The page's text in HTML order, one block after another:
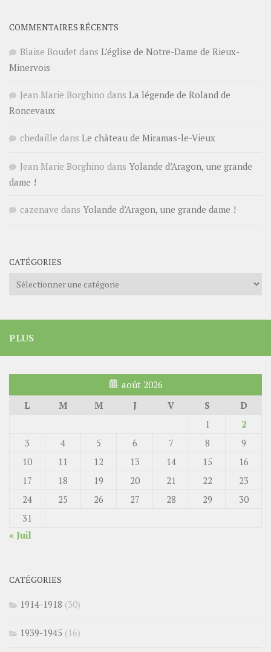
COMMENTAIRES RÉCENTS
Blaise Boudet dans L’église de Notre-Dame de Rieux-
Minervois
Jean Marie Borghino dans La légende de Roland de
Roncevaux
chedaille dans Le château de Miramas-le-Vieux
Jean Marie Borghino dans Yolande d’Aragon, une grande
dame !
cazenave dans Yolande d’Aragon, une grande dame !
CATÉGORIES
Catégories
PLUS
août 2026
L
M M J V S
D
1
2
3
4 5 6 7 8
9
10
11 12 13 14 15
16
17
18 19 20 21 22
23
24
25 26 27 28 29
30
31
« Juil
CATÉGORIES
1914-1918 (30)
1939-1945 (16)